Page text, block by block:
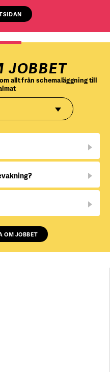
JOBBET
allt från schemaläggning till
OM JOBBET